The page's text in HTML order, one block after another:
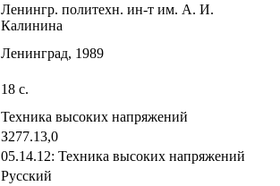
Ленингр. политехн. ин-т им. А. И.
Калинина
Ленинград, 1989
18 с.
Техника высоких напряжений
З277.13,0
05.14.12: Техника высоких напряжений
Русский